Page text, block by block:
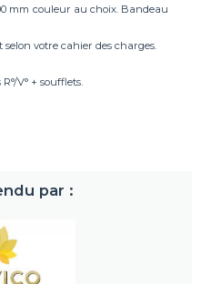
mm couleur au choix. Bandeau
votre cahier des charges.
V° + soufflets.
par :